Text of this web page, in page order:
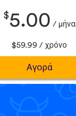
$5.00 / μήνα
$59.99 / χρόνο
Αγορά